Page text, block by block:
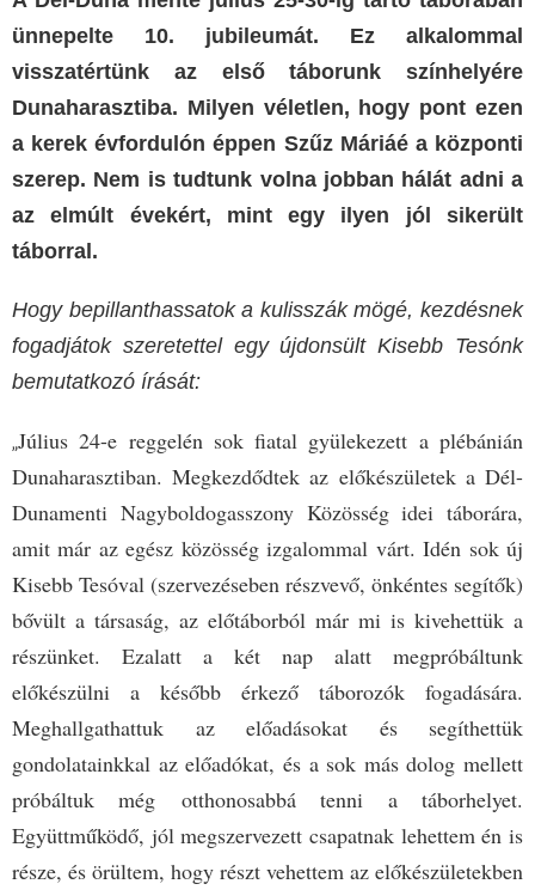
ünnepelte 10. jubileumát. Ez alkalommal
visszatértünk az első táborunk színhelyére
Dunaharasztiba. Milyen véletlen, hogy pont ezen
a kerek évfordulón éppen Szűz Máriáé a központi
szerep. Nem is tudtunk volna jobban hálát adni a
az elmúlt évekért, mint egy ilyen jól sikerült
táborral.
Hogy bepillanthassatok a kulisszák mögé, kezdésnek
fogadjátok szeretettel egy újdonsült Kisebb Tesónk
bemutatkozó írását:
Július 24-e reggelén sok fiatal gyülekezett a plébánián
Dunaharasztiban. Megkezdődtek az előkészületek a Dél-
Dunamenti Nagyboldogasszony Közösség idei táborára,
amit már az egész közösség izgalommal várt. Idén sok új
Kisebb Tesóval (szervezéseben részvevő, önkéntes segítők)
bővült a társaság, az előtáborból már mi is kivehettük a
részünket. Ezalatt a két nap alatt megpróbáltunk
előkészülni a később érkező táborozók fogadására.
Meghallgathattuk az előadásokat és segíthettük
gondolatainkkal az előadókat, és a sok más dolog mellett
próbáltuk még otthonosabbá tenni a táborhelyet.
Együttműködő, jól megszervezett csapatnak lehettem én is
része, és örültem, hogy részt vehettem az előkészületekben